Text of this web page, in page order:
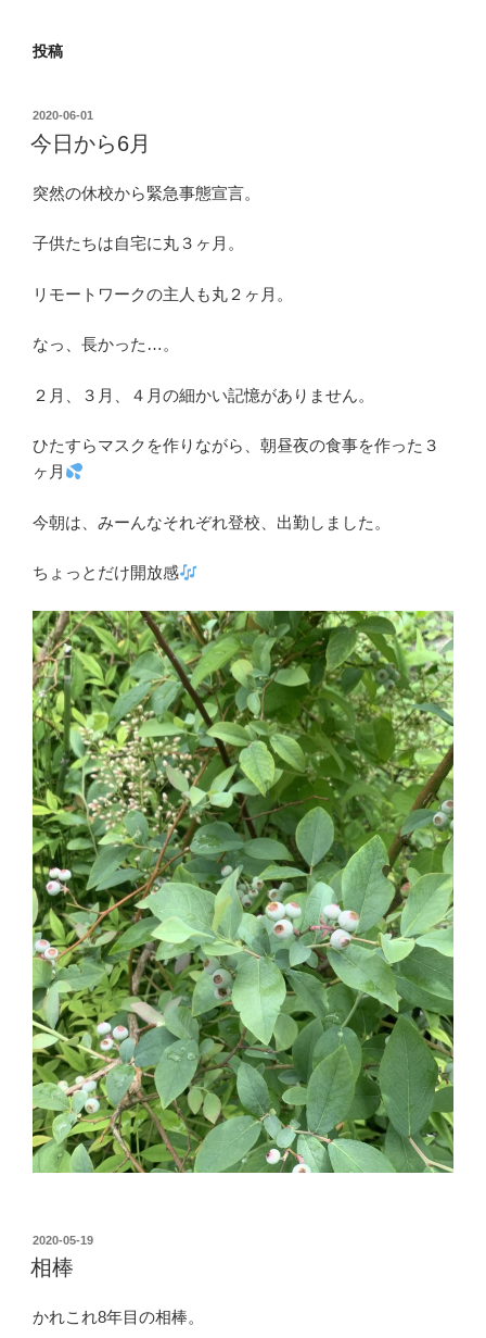
投稿
投
稿
日:
2020-06-01
今日から6月
突然の休校から緊急事態宣言。
子供たちは自宅に丸３ヶ月。
リモートワークの主人も丸２ヶ月。
なっ、長かった…。
２月、３月、４月の細かい記憶がありません。
ひたすらマスクを作りながら、朝昼夜の食事を作った３
ヶ月
今朝は、みーんなそれぞれ登校、出勤しました。
ちょっとだけ開放感
投
稿
日:
2020-05-19
相棒
かれこれ8年目の相棒。